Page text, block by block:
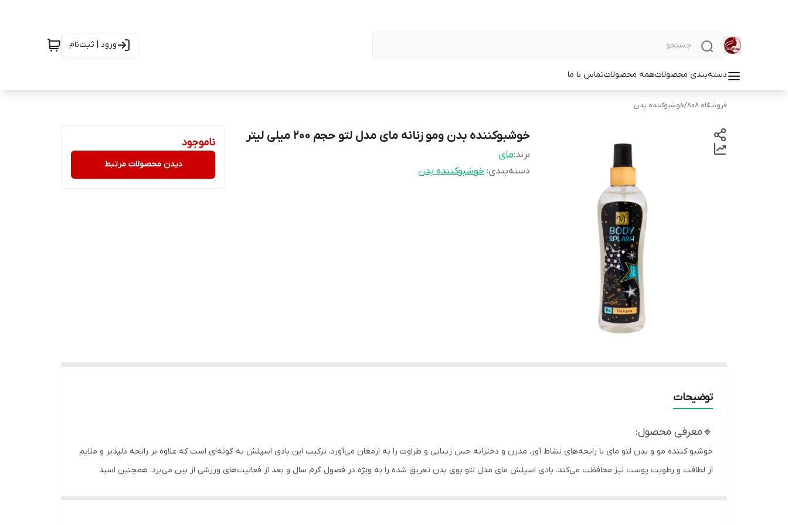
ورود | ثبت‌نام
دسته‌بندی محصولاتهمه محصولاتتماس با ما
فروشگاه 808 /خوشبوکننده بدن
خوشبوکننده بدن ومو زنانه مای مدل لتو حجم ۲۰۰ میلی لیتر
برند:مای
دسته‌بندی: خوشبوکننده بدن
ناموجود
دیدن محصولات مرتبط
توضیحات
🔹️معرفی محصول:
خوشبو کننده مو و بدن لتو مای با رایحه‌های نشاط آور، مدرن و دخترانه حس زیبایی و طراوت را به ارمغان می‌آورد. ترکیب این بادی اسپلش به گونه‌ای است که علاوه بر رایحه دلپذیر و ملایم
از لطافت و رطوبت پوست نیز محافظت می‌کند. بادی اسپلش مای مدل لتو بوی بدن تعریق شده را به ویژه در فصول گرم سال و بعد از فعالیت‌های ورزشی از بین می‌برد. همچنین اسید